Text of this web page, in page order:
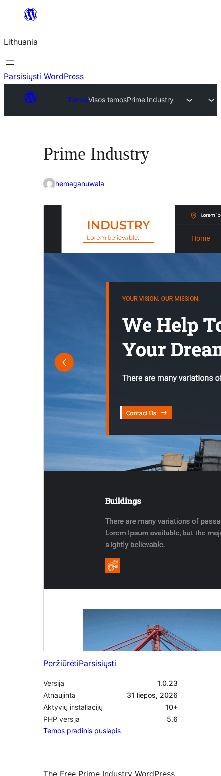
turinio
Lithuania
Parsisiųsti WordPress
TemosVisos temosPrime Industry
Prime Industry
hemaganuwala
PeržiūrėtiParsisiųsti
Versija
1.0.23
Atnaujinta
31 liepos, 2026
Aktyvių instaliacijų
10+
PHP versija
5.6
Temos pradinis puslapis
The Free Prime Industry WordPress